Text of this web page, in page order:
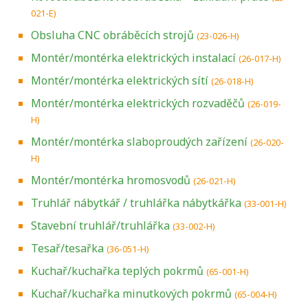
021-E)
Obsluha CNC obráběcích strojů (23-026-H)
Montér/montérka elektrických instalací (26-017-H)
Montér/montérka elektrických sítí (26-018-H)
Montér/montérka elektrických rozvaděčů (26-019-
H)
Montér/montérka slaboproudých zařízení (26-020-
H)
Montér/montérka hromosvodů (26-021-H)
Truhlář nábytkář / truhlářka nábytkářka (33-001-H)
Stavební truhlář/truhlářka (33-002-H)
Tesař/tesařka (36-051-H)
Kuchař/kuchařka teplých pokrmů (65-001-H)
Kuchař/kuchařka minutkových pokrmů (65-004-H)